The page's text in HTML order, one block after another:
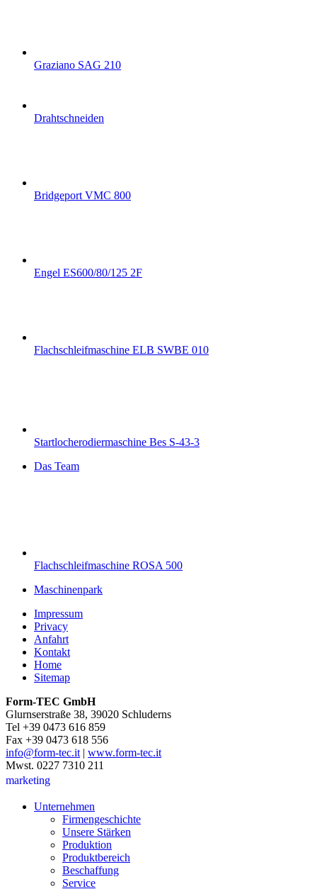
Graziano SAG 210
Drahtschneiden
Bridgeport VMC 800
Engel ES600/80/125 2F
Flachschleifmaschine ELB SWBE 010
Startlocherodiermaschine Bes S-43-3
Das Team
Flachschleifmaschine ROSA 500
Maschinenpark
Impressum
Privacy
Anfahrt
Kontakt
Home
Sitemap
Form-TEC GmbH
Glurnserstraße 38, 39020 Schluderns
Tel +39 0473 616 859
Fax +39 0473 618 556
info@form-tec.it | www.form-tec.it
Mwst. 0227 7310 211
marketing
Unternehmen
Firmengeschichte
Unsere Stärken
Produktion
Produktbereich
Beschaffung
Service